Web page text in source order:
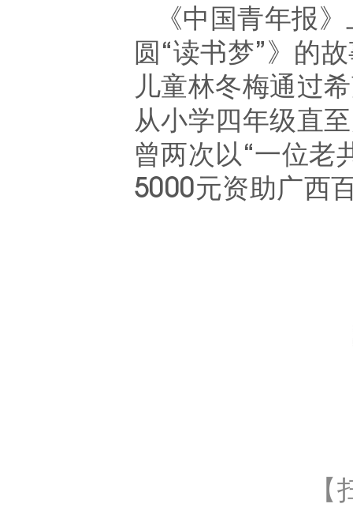
《中国青年报
圆“读书梦”》的
儿童林冬梅通过
从小学四年级直
曾两次以“一位老
5000元资助广西
【